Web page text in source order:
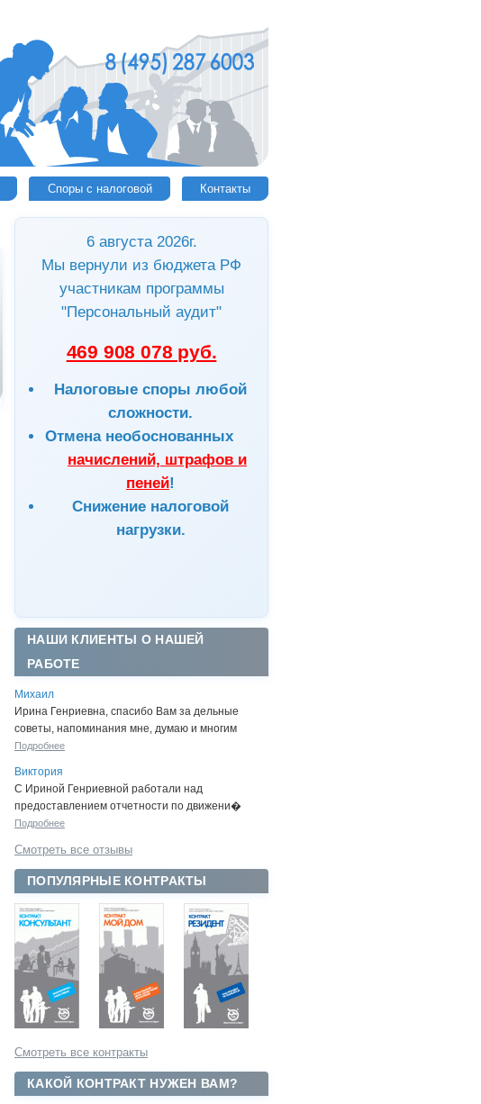
Споры с налоговой Контакты
6 августа 2026г.
Мы вернули из бюджета РФ
участникам программы
"Персональный аудит"
469 908 078 руб.
Налоговые споры любой
сложности.
Отмена необоснованных
начислений, штрафов и
пеней!
Снижение налоговой
нагрузки.
НАШИ КЛИЕНТЫ О НАШЕЙ
РАБОТЕ
Михаил
Ирина Генриевна, спасибо Вам за дельные
советы, напоминания мне, думаю и многим
Подробнее
Виктория
С Ириной Генриевной работали над
предоставлением отчетности по движени�
Подробнее
Смотреть все отзывы
ПОПУЛЯРНЫЕ КОНТРАКТЫ
Смотреть все контракты
КАКОЙ КОНТРАКТ НУЖЕН ВАМ?